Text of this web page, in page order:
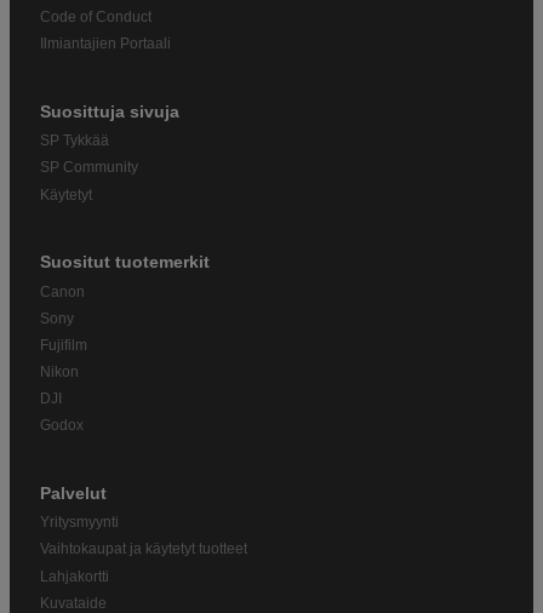
Code of Conduct
Ilmiantajien Portaali
Suosittuja sivuja
SP Tykkää
SP Community
Käytetyt
Suositut tuotemerkit
Canon
Sony
Fujifilm
Nikon
DJI
Godox
Palvelut
Yritysmyynti
Vaihtokaupat ja käytetyt tuotteet
Lahjakortti
Kuvataide